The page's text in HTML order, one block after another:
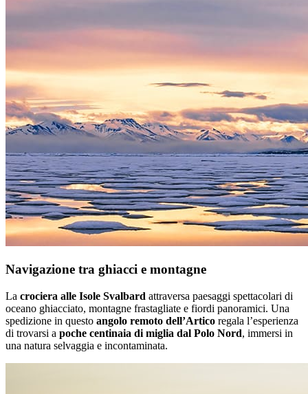
Navigazione tra ghiacci e montagne
La crociera alle Isole Svalbard attraversa paesaggi spettacolari di
oceano ghiacciato, montagne frastagliate e fiordi panoramici. Una
spedizione in questo angolo remoto dell’Artico regala l’esperienza
di trovarsi a poche centinaia di miglia dal Polo Nord, immersi in
una natura selvaggia e incontaminata.